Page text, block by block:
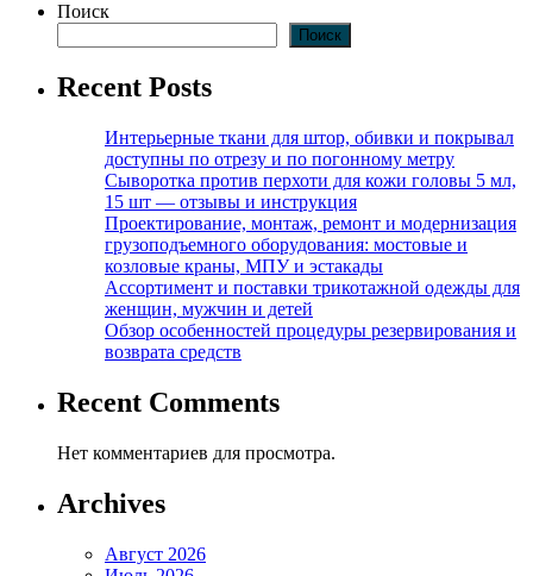
Поиск
Поиск
Recent Posts
Интерьерные ткани для штор, обивки и покрывал
доступны по отрезу и по погонному метру
Сыворотка против перхоти для кожи головы 5 мл,
15 шт — отзывы и инструкция
Проектирование, монтаж, ремонт и модернизация
грузоподъемного оборудования: мостовые и
козловые краны, МПУ и эстакады
Ассортимент и поставки трикотажной одежды для
женщин, мужчин и детей
Обзор особенностей процедуры резервирования и
возврата средств
Recent Comments
Нет комментариев для просмотра.
Archives
Август 2026